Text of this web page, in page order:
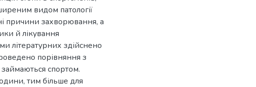
видом патології
причини захворювання, а
й лікування
літературних здійснено
порівняння з
спортом.
тим більше для